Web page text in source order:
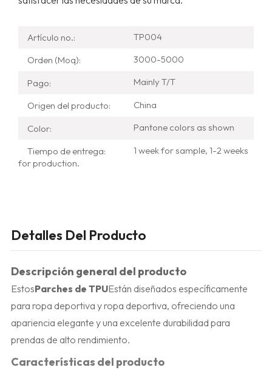
Artículo no.: TP004
Orden (Moq): 3000-5000
Pago: Mainly T/T
Origen del producto: China
Color: Pantone colors as shown
Tiempo de entrega:
1 week for sample, 1-2 weeks
for production.
Detalles Del Producto
Descripción general del producto
EstosParches de TPUEstán diseñados específicamente
para ropa deportiva y ropa deportiva, ofreciendo una
apariencia elegante y una excelente durabilidad para
prendas de alto rendimiento.
Características del producto